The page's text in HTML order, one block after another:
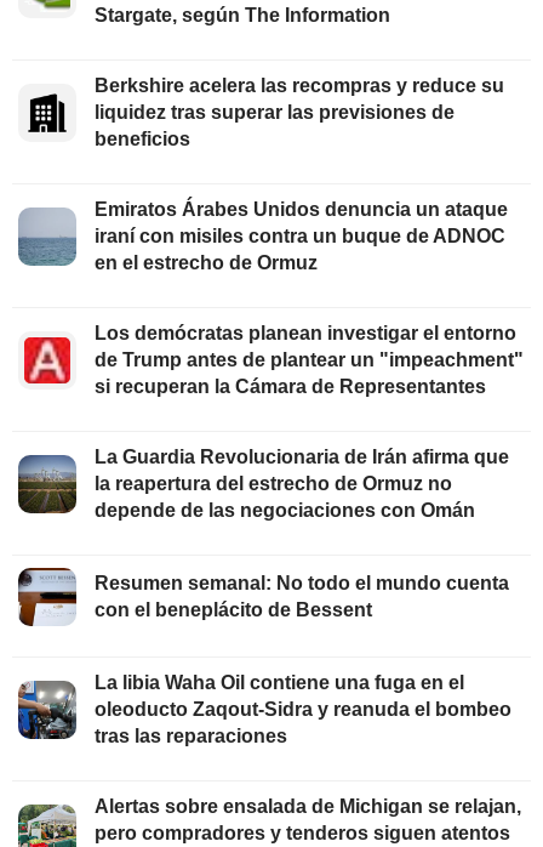
Stargate, según The Information
Berkshire acelera las recompras y reduce su
liquidez tras superar las previsiones de
beneficios
Emiratos Árabes Unidos denuncia un ataque
iraní con misiles contra un buque de ADNOC
en el estrecho de Ormuz
Los demócratas planean investigar el entorno
de Trump antes de plantear un "impeachment"
si recuperan la Cámara de Representantes
La Guardia Revolucionaria de Irán afirma que
la reapertura del estrecho de Ormuz no
depende de las negociaciones con Omán
Resumen semanal: No todo el mundo cuenta
con el beneplácito de Bessent
La libia Waha Oil contiene una fuga en el
oleoducto Zaqout-Sidra y reanuda el bombeo
tras las reparaciones
Alertas sobre ensalada de Michigan se relajan,
pero compradores y tenderos siguen atentos